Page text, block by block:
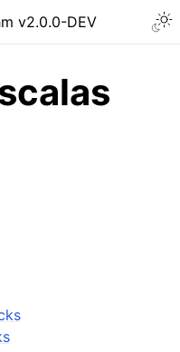
v2.0.0-DEV